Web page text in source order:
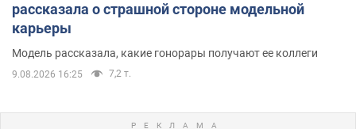
рассказала о страшной стороне модельной
карьеры
Модель рассказала, какие гонорары получают ее коллеги
9.08.2026 16:25 7,2 т.